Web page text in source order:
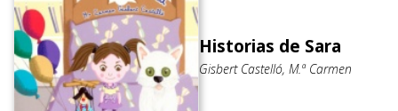
Historias de Sara
Gisbert Castelló, M.ª Carmen